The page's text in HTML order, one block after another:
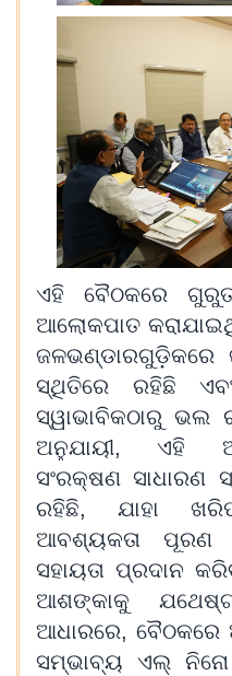
ଏହି ବୈଠକରେ
ଆଲୋକପାତ
ସ୍ଥିତିରେ ରହିଛି
ସ୍ୱାଭାବିକଠାରୁ
ଅନୁଯାୟୀ, ଏହି
ସଂରକ୍ଷଣ ସାଧାରଣ
ରହିଛି, ଯାହା
ଆବଶ୍ୟକତା ପୂରଣ
ସହାୟତା ପ୍ରଦାନ
ଆଶଙ୍କାକୁ
ଆଧାରରେ, ବୈଠକରେ
ସମ୍ଭାବ୍ୟ ଏଲ୍